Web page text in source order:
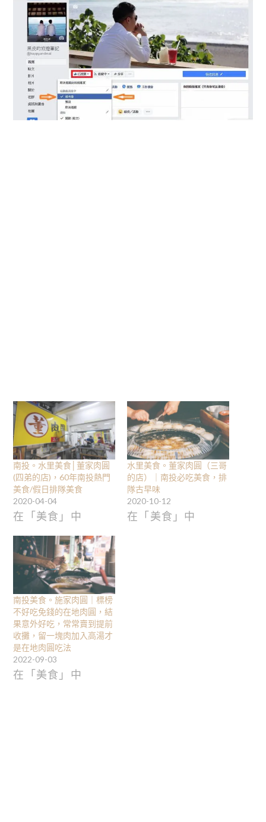
南投。水里美食│董家肉圓
(四弟的店)，60年南投熱門
美食/假日排隊美食
2020-04-04
在「美食」中
水里美食。董家肉圓（三哥
的店）｜南投必吃美食，排
隊古早味
2020-10-12
在「美食」中
南投美食。施家肉圓｜標榜
不好吃免錢的在地肉圓，結
果意外好吃，常常賣到提前
收攤，留一塊肉加入高湯才
是在地肉圓吃法
2022-09-03
在「美食」中